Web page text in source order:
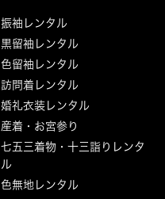
振袖レンタル
黒留袖レンタル
色留袖レンタル
訪問着レンタル
婚礼衣装レンタル
産着・お宮参り
七五三着物・十三詣りレンタ
ル
色無地レンタル